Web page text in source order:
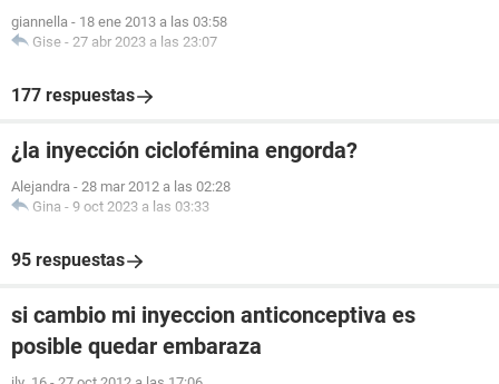
giannella - 18 ene 2013 a las 03:58
Gise - 27 abr 2023 a las 23:07
177 respuestas
¿la inyección ciclofémina engorda?
Alejandra - 28 mar 2012 a las 02:28
Gina - 9 oct 2023 a las 03:33
95 respuestas
si cambio mi inyeccion anticonceptiva es
posible quedar embaraza